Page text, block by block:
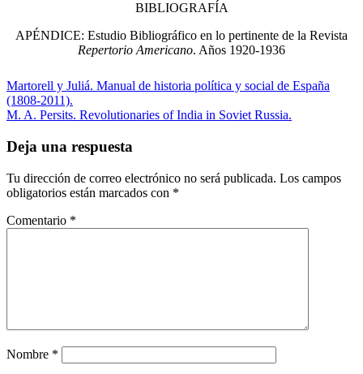
BIBLIOGRAFÍA
APÉNDICE: Estudio Bibliográfico en lo pertinente de la Revista
Repertorio Americano. Años 1920-1936
Martorell y Juliá. Manual de historia política y social de España
(1808-2011).
M. A. Persits. Revolutionaries of India in Soviet Russia.
Deja una respuesta
Tu dirección de correo electrónico no será publicada. Los campos
obligatorios están marcados con *
Comentario *
Nombre *